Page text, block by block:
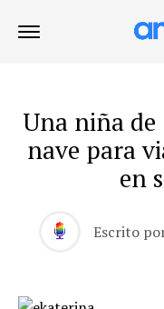
Una niña
nave para
en
Escrito